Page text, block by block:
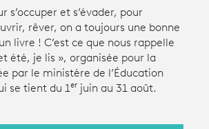
à une émission
s’occuper et s’évader, pour
rêver, on a toujours une bonne
livre ! C’est ce que nous rappelle
été, je lis », organisée pour la
par le ministère de l’Éducation
se tient du 1er juin au 31 août.